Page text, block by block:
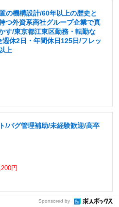
の機構設計/60年以上の歴史と
つ外資系商社グループ企業で真
す/東京都江東区勤務・転勤な
休2日・年間休日125日/フレッ
上
/バグ管理補助/未経験歓迎/高卒
円
Sponsored by